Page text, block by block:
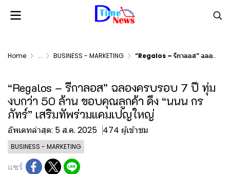
Home ... BUSINESS - MARKETING “Regalos – รีกาลอส” ฉลองครบรอบ 7 ปี ทุ่มงบกว่า 50 ล้าน ขอบคุณลูกค้า ดึง “นนน กรภัทร์” เสริมทัพร่วมแคมเปญใหญ่
“Regalos – รีกาลอส” ฉลองครบรอบ 7 ปี ทุ่ม
งบกว่า 50 ล้าน ขอบคุณลูกค้า ดึง “นนน กร
ภัทร์” เสริมทัพร่วมแคมเปญใหญ่
อัพเดทล่าสุด: 5 ส.ค. 2025 474 ผู้เข้าชม
BUSINESS - MARKETING
แชร์